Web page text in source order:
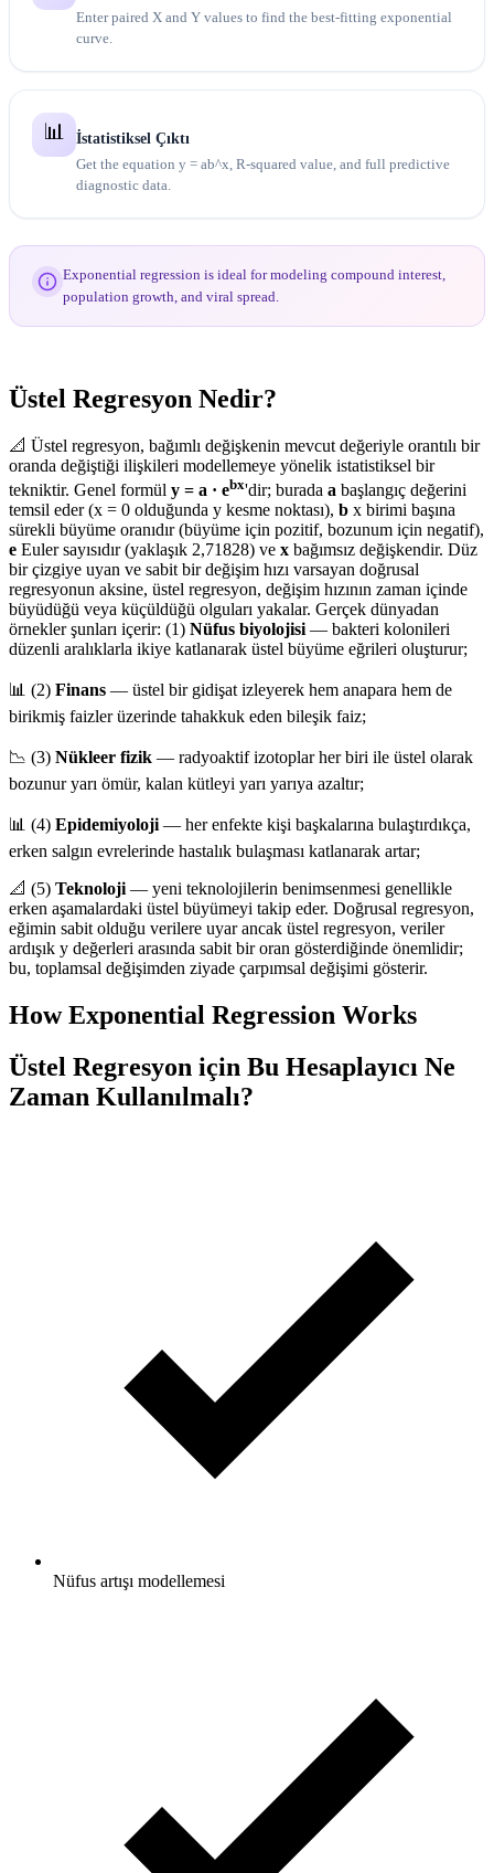
Enter paired X and Y values to find the best-fitting exponential
curve.
📊
İstatistiksel Çıktı
Get the equation y = ab^x, R-squared value, and full predictive
diagnostic data.
Exponential regression is ideal for modeling compound interest,
population growth, and viral spread.
Üstel Regresyon Nedir?
📐 Üstel regresyon, bağımlı değişkenin mevcut değeriyle orantılı bir
oranda değiştiği ilişkileri modellemeye yönelik istatistiksel bir
tekniktir. Genel formül y = a · ebx'dir; burada a başlangıç ​​değerini
temsil eder (x = 0 olduğunda y kesme noktası), b x birimi başına
sürekli büyüme oranıdır (büyüme için pozitif, bozunum için negatif),
e Euler sayısıdır (yaklaşık 2,71828) ve x bağımsız değişkendir. Düz
bir çizgiye uyan ve sabit bir değişim hızı varsayan doğrusal
regresyonun aksine, üstel regresyon, değişim hızının zaman içinde
büyüdüğü veya küçüldüğü olguları yakalar. Gerçek dünyadan
örnekler şunları içerir: (1) Nüfus biyolojisi — bakteri kolonileri
düzenli aralıklarla ikiye katlanarak üstel büyüme eğrileri oluşturur;
📊 (2) Finans — üstel bir gidişat izleyerek hem anapara hem de
birikmiş faizler üzerinde tahakkuk eden bileşik faiz;
📉 (3) Nükleer fizik — radyoaktif izotoplar her biri ile üstel olarak
bozunur yarı ömür, kalan kütleyi yarı yarıya azaltır;
📊 (4) Epidemiyoloji — her enfekte kişi başkalarına bulaştırdıkça,
erken salgın evrelerinde hastalık bulaşması katlanarak artar;
📐 (5) Teknoloji — yeni teknolojilerin benimsenmesi genellikle
erken aşamalardaki üstel büyümeyi takip eder. Doğrusal regresyon,
eğimin sabit olduğu verilere uyar ancak üstel regresyon, veriler
ardışık y değerleri arasında sabit bir oran gösterdiğinde önemlidir;
bu, toplamsal değişimden ziyade çarpımsal değişimi gösterir.
How Exponential Regression Works
Üstel Regresyon için Bu Hesaplayıcı Ne
Zaman Kullanılmalı?
Nüfus artışı modellemesi